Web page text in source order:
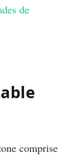
de
comprise